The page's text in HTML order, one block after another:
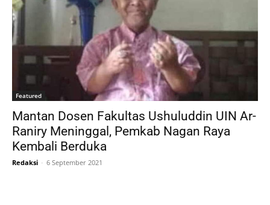
Featured
Mantan Dosen Fakultas Ushuluddin UIN Ar-
Raniry Meninggal, Pemkab Nagan Raya
Kembali Berduka
Redaksi - 6 September 2021